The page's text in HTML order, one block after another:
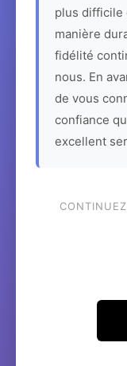
plus difficile
manière
fidélité
nous. En
de vous
confiance
excellent